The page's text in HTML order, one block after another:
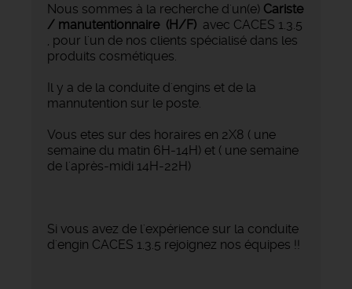
Nous sommes à la recherche d'un(e) Cariste
/ manutentionnaire (H/F) avec CACES 1.3.5
, pour l'un de nos clients spécialisé dans les
produits cosmétiques.
Il y a de la conduite d'engins et de la
mannutention sur le poste.
Vous etes sur des horaires en 2X8 ( une
semaine du matin 6H-14H) et ( une semaine
de l'après-midi 14H-22H)
Si vous avez de l'expérience sur la conduite
d'engin CACES 1.3.5 rejoignez nos équipes !!